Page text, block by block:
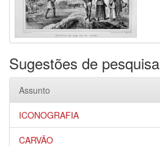
Sugestões de pesquisa
Assunto
ICONOGRAFIA
CARVÃO